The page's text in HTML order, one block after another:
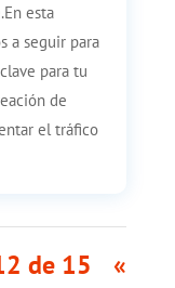
esta
a seguir para
para tu
de
el tráfico
de 15
«